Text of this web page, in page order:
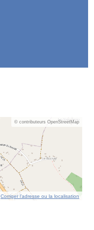
© contributeurs OpenStreetMap
Corriger l’adresse ou la localisation